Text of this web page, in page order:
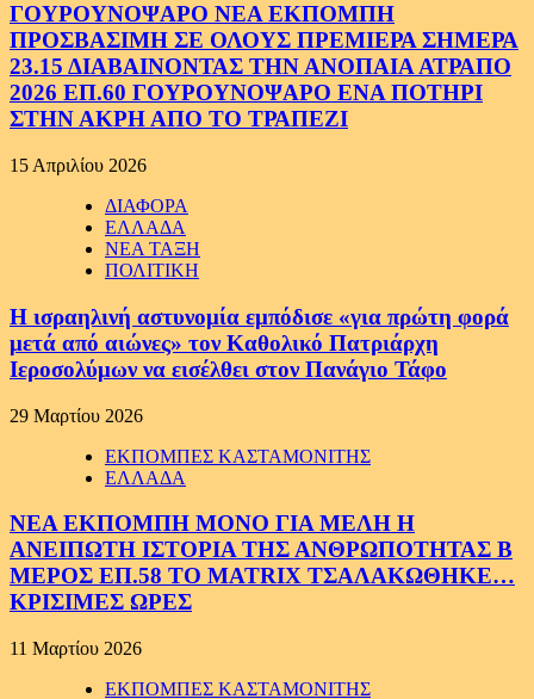
ΓΟΥΡΟΥΝΟΨΑΡΟ ΝΕΑ ΕΚΠΟΜΠΗ
ΠΡΟΣΒΑΣΙΜΗ ΣΕ ΟΛΟΥΣ ΠΡΕΜΙΕΡΑ ΣΗΜΕΡΑ
23.15 ΔΙΑΒΑΙΝΟΝΤΑΣ ΤΗΝ ΑΝΟΠΑΙΑ ΑΤΡΑΠΟ
2026 ΕΠ.60 ΓΟΥΡΟΥΝΟΨΑΡΟ ΕΝΑ ΠΟΤΗΡΙ
ΣΤΗΝ ΑΚΡΗ ΑΠΟ ΤΟ ΤΡΑΠΕΖΙ
15 Απριλίου 2026
ΔΙΑΦΟΡΑ
ΕΛΛΑΔΑ
ΝΕΑ ΤΑΞΗ
ΠΟΛΙΤΙΚΗ
Η ισραηλινή αστυνομία εμπόδισε «για πρώτη φορά
μετά από αιώνες» τον Καθολικό Πατριάρχη
Ιεροσολύμων να εισέλθει στον Πανάγιο Τάφο
29 Μαρτίου 2026
ΕΚΠΟΜΠΕΣ ΚΑΣΤΑΜΟΝΙΤΗΣ
ΕΛΛΑΔΑ
ΝΕΑ ΕΚΠΟΜΠΗ ΜΟΝΟ ΓΙΑ ΜΕΛΗ Η
ΑΝΕΙΠΩΤΗ ΙΣΤΟΡΙΑ ΤΗΣ ΑΝΘΡΩΠΟΤΗΤΑΣ Β
ΜΕΡΟΣ ΕΠ.58 ΤΟ MATRIX ΤΣΑΛΑΚΩΘΗΚΕ…
ΚΡΙΣΙΜΕΣ ΩΡΕΣ
11 Μαρτίου 2026
ΕΚΠΟΜΠΕΣ ΚΑΣΤΑΜΟΝΙΤΗΣ